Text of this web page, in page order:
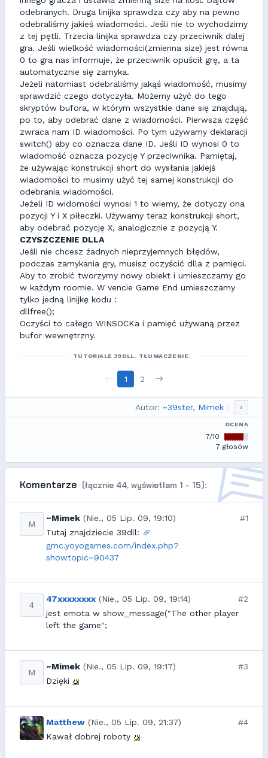
odebranych. Druga linijka sprawdza czy aby na pewno
odebraliśmy jakieś wiadomości. Jeśli nie to wychodzimy
z tej pętli. Trzecia linijka sprawdza czy przeciwnik dalej
gra. Jeśli wielkość wiadomości(zmienna size) jest równa
0 to gra nas informuje, że przeciwnik opuścił grę, a ta
automatycznie się zamyka.
Jeżeli natomiast odebraliśmy jakąś wiadomość, musimy
sprawdzić czego dotyczyła. Możemy użyć do tego
skryptów bufora, w którym wszystkie dane się znajdują,
po to, aby odebrać dane z wiadomości. Pierwsza część
zwraca nam ID wiadomości. Po tym używamy deklaracji
switch() aby co oznacza dane ID. Jeśli ID wynosi 0 to
wiadomość oznacza pozycję Y przeciwnika. Pamiętaj,
że używając konstrukcji short do wysłania jakiejś
wiadomości to musimy użyć tej samej konstrukcji do
odebrania wiadomości.
Jeżeli ID widomości wynosi 1 to wiemy, że dotyczy ona
pozycji Y i X piłeczki. Używamy teraz konstrukcji short,
aby odebrać pozycję X, analogicznie z pozycją Y.
CZYSZCZENIE DLLA
Jeśli nie chcesz żadnych nieprzyjemnych błędów,
podczas zamykania gry, musisz oczyścić dlla z pamięci.
Aby to zrobić tworzymy nowy obiekt i umieszczamy go
w każdym roomie. W vencie Game End umieszczamy
tylko jedną linijkę kodu :
dllfree();
Oczyści to całego WINSOCKa i pamięć używaną przez
bufor wewnętrzny.
TUTORIALE 39DLL. TŁUMACZENIE.
1 2
Autor: ~39ster, Mimek 3
OCENA
7/10
7 głosów
Komentarze (łącznie 44, wyświetlam 1 - 15):
M
~Mimek (Nie., 05 Lip. 09, 19:10)
#1
Tutaj znajdziecie 39dll:
gmc.yoyogames.com/index.php?
showtopic=90437
4
47xxxxxxxx (Nie., 05 Lip. 09, 19:14)
#2
jest emota w show_message("The other player
left the game";
M
~Mimek (Nie., 05 Lip. 09, 19:17)
#3
Dzięki
Matthew (Nie., 05 Lip. 09, 21:37)
#4
Kawał dobrej roboty